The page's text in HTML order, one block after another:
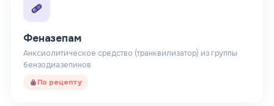
Феназепам
Анксиолитическое средство (транквилизатор) из группы
бензодиазепинов
По рецепту